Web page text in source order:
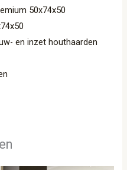
50x74x50
en inzet houthaarden